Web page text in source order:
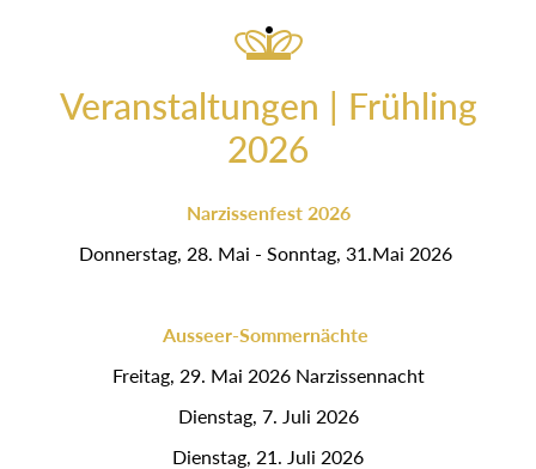
Veranstaltungen | Frühling
2026
Narzissenfest 2026
Donnerstag, 28. Mai - Sonntag, 31.Mai 2026
Ausseer-Sommernächte
Freitag, 29. Mai 2026 Narzissennacht
Dienstag, 7. Juli 2026
Dienstag, 21. Juli 2026